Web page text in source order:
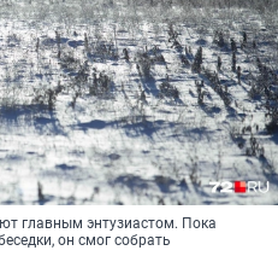
главным энтузиастом. Пока
он смог собрать